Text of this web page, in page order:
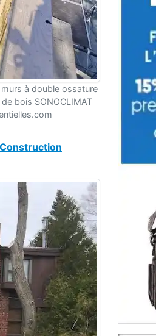
à double ossature
bois SONOCLIMAT